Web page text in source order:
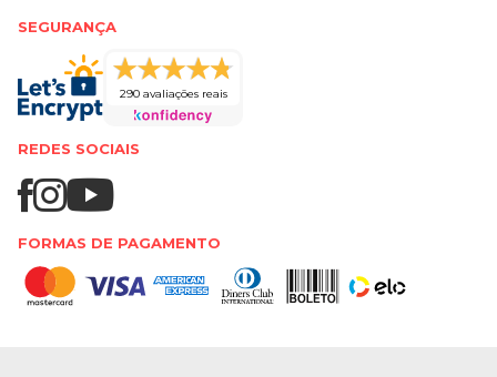
SEGURANÇA
290 avaliações reais
REDES SOCIAIS
FORMAS DE PAGAMENTO